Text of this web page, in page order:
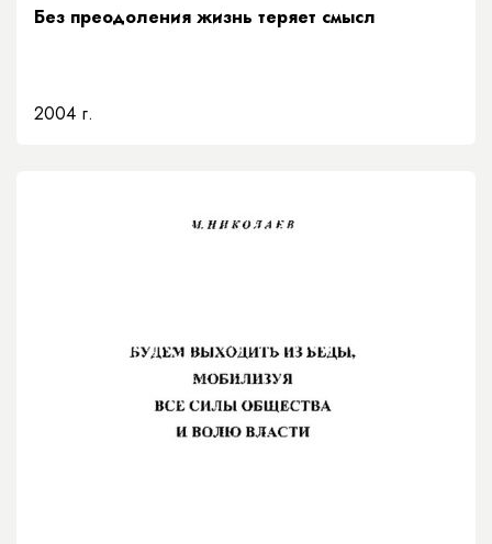
Без преодоления жизнь теряет смысл
2004 г.